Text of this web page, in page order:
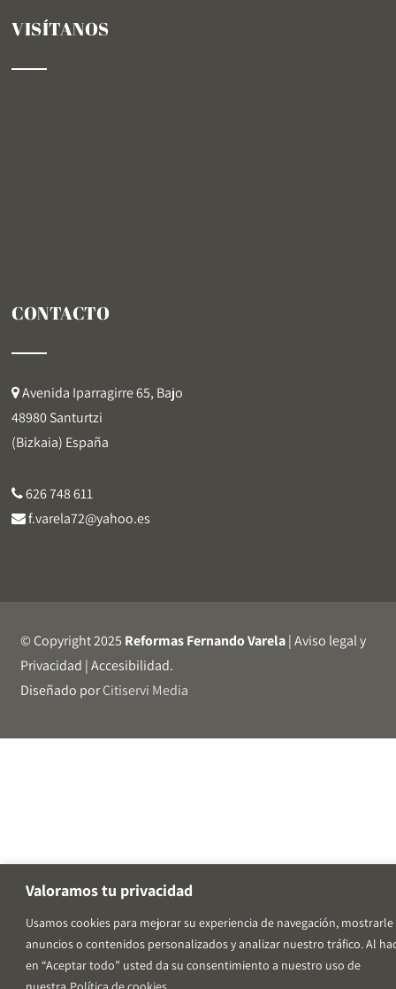
Valoramos tu privacidad
Usamos cookies para mejorar su experiencia de navegación, mostrarle
anuncios o contenidos personalizados y analizar nuestro tráfico. Al
en “Aceptar todo” usted da su consentimiento a nuestro uso de
VISÍTANOS
CONTACTO
Avenida Iparragirre 65, Bajo
48980 Santurtzi
(Bizkaia) España
626 748 611
f.varela72@yahoo.es
© Copyright 2025 Reformas Fernando Varela|Aviso legal y
Privacidad |Accesibilidad.
Diseñado porCitiservi Media